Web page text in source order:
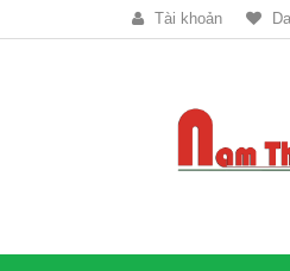
Tài khoản